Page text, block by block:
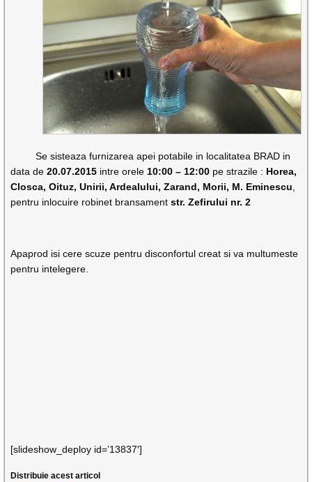
Se sisteaza furnizarea apei potabile in localitatea BRAD in
data de20.07.2015 intre orele 10:00 – 12:00 pe strazile : Horea,
Closca, Oituz, Unirii, Ardealului, Zarand, Morii, M. Eminescu
pentru inlocuire robinet bransamentstr. Zefirului nr. 2
Apaprod isi cere scuze pentru disconfortul creat si va multumeste
pentru intelegere.
[slideshow_deploy id=’13837′]
Distribuie acest articol